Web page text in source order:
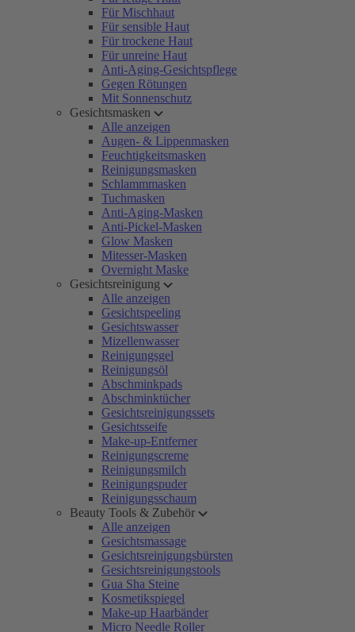
Für Mischhaut
Für sensible Haut
Für trockene Haut
Für unreine Haut
Anti-Aging-Gesichtspflege
Gegen Rötungen
Mit Sonnenschutz
Gesichtsmasken
Alle anzeigen
Augen- & Lippenmasken
Feuchtigkeitsmasken
Reinigungsmasken
Schlammmasken
Tuchmasken
Anti-Aging-Masken
Anti-Pickel-Masken
Glow Masken
Mitesser-Masken
Overnight Maske
Gesichtsreinigung
Alle anzeigen
Gesichtspeeling
Gesichtswasser
Mizellenwasser
Reinigungsgel
Reinigungsöl
Abschminkpads
Abschminktücher
Gesichtsreinigungssets
Gesichtsseife
Make-up-Entferner
Reinigungscreme
Reinigungsmilch
Reinigungspuder
Reinigungsschaum
Beauty Tools & Zubehör
Alle anzeigen
Gesichtsmassage
Gesichtsreinigungsbürsten
Gesichtsreinigungstools
Gua Sha Steine
Kosmetikspiegel
Make-up Haarbänder
Micro Needle Roller